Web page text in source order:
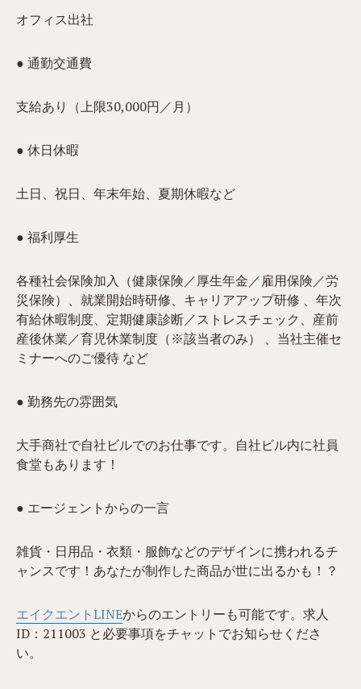
オフィス出社
● 通勤交通費
支給あり（上限30,000円／月）
● 休日休暇
土日、祝日、年末年始、夏期休暇など
● 福利厚生
各種社会保険加入（健康保険／厚生年金／雇用保険／労
災保険）、就業開始時研修、キャリアアップ研修 、年次
有給休暇制度、定期健康診断／ストレスチェック、産前
産後休業／育児休業制度（※該当者のみ） 、当社主催セ
ミナーへのご優待 など
● 勤務先の雰囲気
大手商社で自社ビルでのお仕事です。自社ビル内に社員
食堂もあります！
● エージェントからの一言
雑貨・日用品・衣類・服飾などのデザインに携われるチ
ャンスです！あなたが制作した商品が世に出るかも！？
エイクエントLINEからのエントリーも可能です。求人
ID：211003 と必要事項をチャットでお知らせくださ
い。